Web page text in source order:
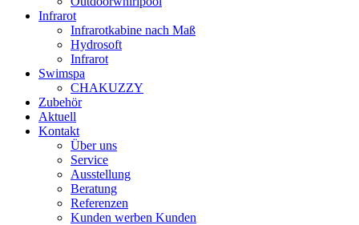
Infrarot
Infrarotkabine nach Maß
Hydrosoft
Infrarot
Swimspa
CHAKUZZY
Zubehör
Aktuell
Kontakt
Über uns
Service
Ausstellung
Beratung
Referenzen
Kunden werben Kunden